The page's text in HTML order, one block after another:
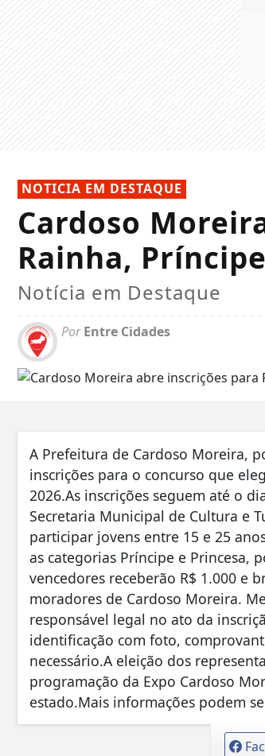
NOTICIA EM DESTAQUE
Cardoso
Rainha,
Notícia em Destaque
PorEntre Cidades
A Prefeitura de Cardoso Moreira,
inscrições para o concurso que
2026.As inscrições seguem até o
Secretaria Municipal de Cultura e
participar jovens entre 15 e 25
as categorias Príncipe e Princesa,
vencedores receberão R$ 1.000 e
moradores de Cardoso Moreira.
responsável legal no ato da
identificação com foto,
necessário.A eleição dos
programação da Expo Cardoso
estado.Mais informações podem